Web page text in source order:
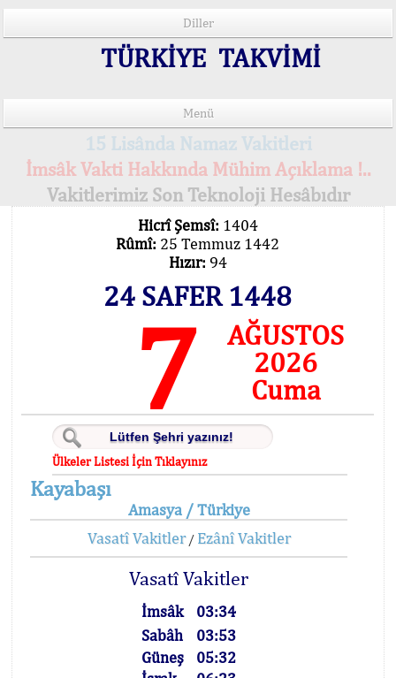
Diller
TÜRKİYE TAKVİMİ
Menü
15 Lisânda Namaz Vakitleri
İmsâk Vakti Hakkında Mühim Açıklama !..
Vakitlerimiz Son Teknoloji Hesâbıdır
Hicrî Şemsî: 1404
Rûmî: 25 Temmuz 1442
Hızır: 94
24 SAFER 1448
7
AĞUSTOS
2026
Cuma
Ülkeler Listesi İçin Tıklayınız
Kayabaşı
Amasya / Türkiye
Vasatî Vakitler/ Ezânî Vakitler
Vasatî Vakitler
İmsâk
03:34
Sabâh
03:53
Güneş
05:32